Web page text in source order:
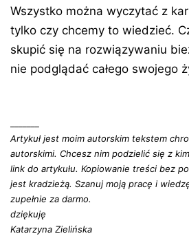
Wszystko można wyczytać z
tylko czy chcemy to wiedzieć.
skupić się na rozwiązywaniu
nie podglądać całego swojego
Artykuł jest moim autorskim tekstem
autorskimi. Chcesz nim podzielić się z
link do artykułu. Kopiowanie treści bez
jest kradzieżą. Szanuj moją pracę i
zupełnie za darmo.
dziękuję
Katarzyna Zielińska